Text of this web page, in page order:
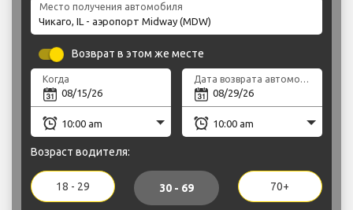
Место получения автомобиля
Возврат в этом же месте
Когда Дата возврата автомобиля
Возраст водителя:
18 - 29 30 - 69 70+